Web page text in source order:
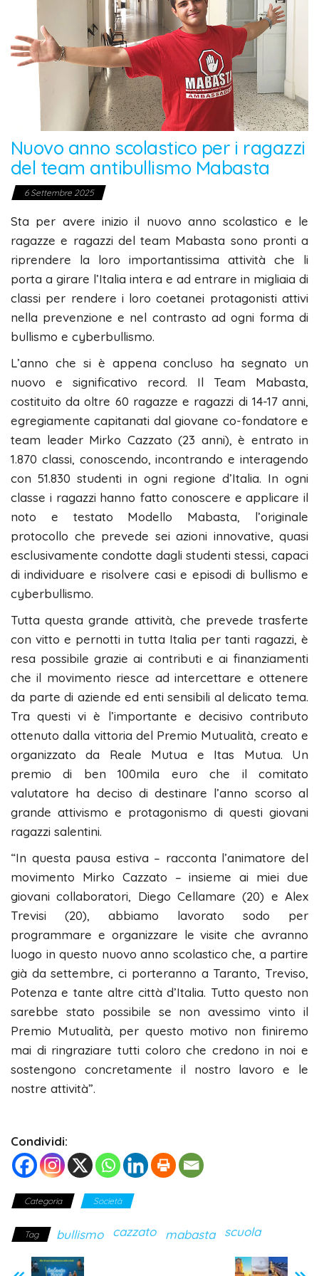
Nuovo anno scolastico per i ragazzi
del team antibullismo Mabasta
6 Settembre 2025
Sta per avere inizio il nuovo anno scolastico e le
ragazze e ragazzi del team Mabasta sono pronti a
riprendere la loro importantissima attività che li
porta a girare l’Italia intera e ad entrare in migliaia di
classi per rendere i loro coetanei protagonisti attivi
nella prevenzione e nel contrasto ad ogni forma di
bullismo e cyberbullismo.
L’anno che si è appena concluso ha segnato un
nuovo e significativo record. Il Team Mabasta,
costituito da oltre 60 ragazze e ragazzi di 14-17 anni,
egregiamente capitanati dal giovane co-fondatore e
team leader Mirko Cazzato (23 anni), è entrato in
1.870 classi, conoscendo, incontrando e interagendo
con 51.830 studenti in ogni regione d’Italia. In ogni
classe i ragazzi hanno fatto conoscere e applicare il
noto e testato Modello Mabasta, l’originale
protocollo che prevede sei azioni innovative, quasi
esclusivamente condotte dagli studenti stessi, capaci
di individuare e risolvere casi e episodi di bullismo e
cyberbullismo.
Tutta questa grande attività, che prevede trasferte
con vitto e pernotti in tutta Italia per tanti ragazzi, è
resa possibile grazie ai contributi e ai finanziamenti
che il movimento riesce ad intercettare e ottenere
da parte di aziende ed enti sensibili al delicato tema.
Tra questi vi è l’importante e decisivo contributo
ottenuto dalla vittoria del Premio Mutualità, creato e
organizzato da Reale Mutua e Itas Mutua. Un
premio di ben 100mila euro che il comitato
valutatore ha deciso di destinare l’anno scorso al
grande attivismo e protagonismo di questi giovani
ragazzi salentini.
“In questa pausa estiva – racconta l’animatore del
movimento Mirko Cazzato – insieme ai miei due
giovani collaboratori, Diego Cellamare (20) e Alex
Trevisi (20), abbiamo lavorato sodo per
programmare e organizzare le visite che avranno
luogo in questo nuovo anno scolastico che, a partire
già da settembre, ci porteranno a Taranto, Treviso,
Potenza e tante altre città d’Italia. Tutto questo non
sarebbe stato possibile se non avessimo vinto il
Premio Mutualità, per questo motivo non finiremo
mai di ringraziare tutti coloro che credono in noi e
sostengono concretamente il nostro lavoro e le
nostre attività”.
Condividi:
Categoria Società
Tag bullismo cazzato mabasta scuola